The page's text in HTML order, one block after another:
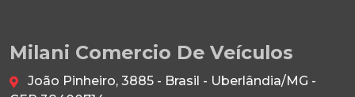
Milani Comercio De Veículos
João Pinheiro, 3885 - Brasil - Uberlândia/MG -